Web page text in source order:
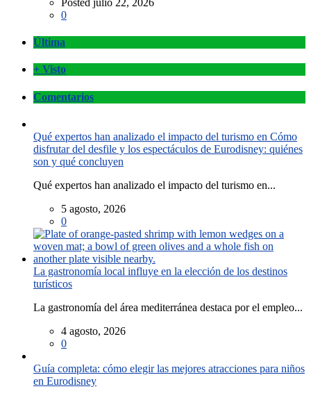
Posted julio 22, 2026
0
Última
+ Visto
Comentarios
Qué expertos han analizado el impacto del turismo en Cómo
disfrutar del desfile y los espectáculos de Eurodisney: quiénes
son y qué concluyen
Qué expertos han analizado el impacto del turismo en...
5 agosto, 2026
0
La gastronomía local influye en la elección de los destinos
turísticos
La gastronomía del área mediterránea destaca por el empleo...
4 agosto, 2026
0
Guía completa: cómo elegir las mejores atracciones para niños
en Eurodisney